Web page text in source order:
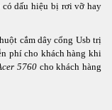
có dấu hiệu bị rơi vỡ hay
cắm dây cổng Usb trị
phí cho khách hàng khi
5760cho khách hàng